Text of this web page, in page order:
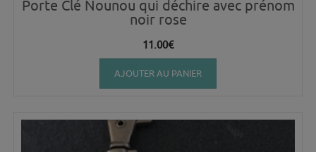
Porte Clé Nounou qui déchire avec prénom
noir rose
11.00€
AJOUTER AU PANIER